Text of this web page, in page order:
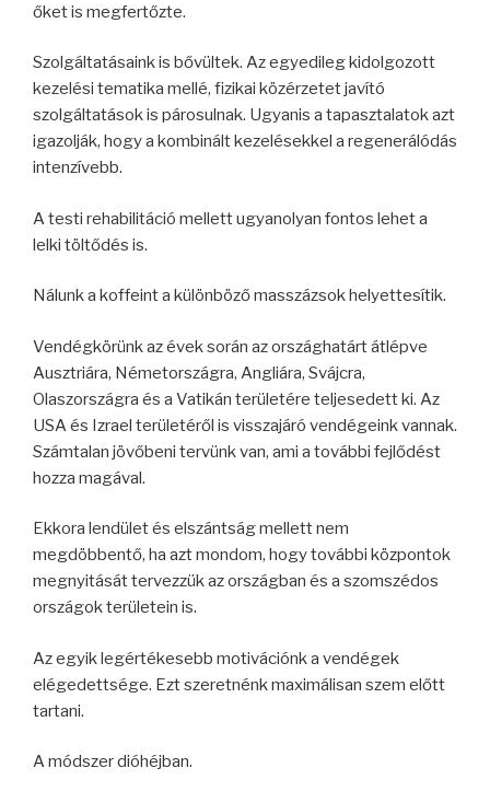
őket is megfertőzte.
Szolgáltatásaink is bővültek. Az egyedileg kidolgozott
kezelési tematika mellé, fizikai közérzetet javító
szolgáltatások is párosulnak. Ugyanis a tapasztalatok azt
igazolják, hogy a kombinált kezelésekkel a regenerálódás
intenzívebb.
A testi rehabilitáció mellett ugyanolyan fontos lehet a
lelki töltődés is.
Nálunk a koffeint a különböző masszázsok helyettesítik.
Vendégkörünk az évek során az országhatárt átlépve
Ausztriára, Németországra, Angliára, Svájcra,
Olaszországra és a Vatikán területére teljesedett ki. Az
USA és Izrael területéről is visszajáró vendégeink vannak.
Számtalan jövőbeni tervünk van, ami a további fejlődést
hozza magával.
Ekkora lendület és elszántság mellett nem
megdöbbentő, ha azt mondom, hogy további központok
megnyitását tervezzük az országban és a szomszédos
országok területein is.
Az egyik legértékesebb motivációnk a vendégek
elégedettsége. Ezt szeretnénk maximálisan szem előtt
tartani.
A módszer dióhéjban.